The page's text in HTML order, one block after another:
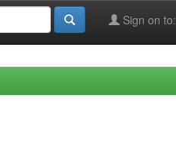
Sign on to: